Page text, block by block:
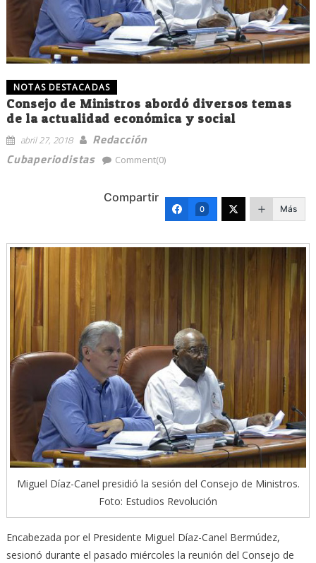
NOTAS DESTACADAS
Consejo de Ministros abordó diversos temas
de la actualidad económica y social
abril 27, 2018
Redacción
Cubaperiodistas
Comment(0)
Compartir
0 Más
Miguel Díaz-Canel presidió la sesión del Consejo de Ministros.
Foto: Estudios Revolución
Encabezada por el Presidente Miguel Díaz-Canel Bermúdez,
sesionó durante el pasado miércoles la reunión del Consejo de